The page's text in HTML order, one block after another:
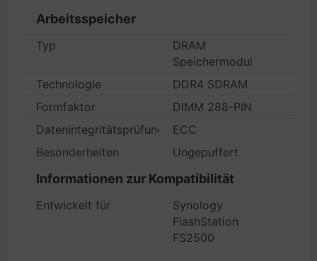
Arbeitsspeicher
Typ
DRAM
Speichermodul
Technologie
DDR4 SDRAM
Formfaktor
DIMM 288-PIN
Datenintegritätsprüfung
ECC
Besonderheiten
Ungepuffert
Informationen zur Kompatibilität
Entwickelt für
Synology
FlashStation
FS2500